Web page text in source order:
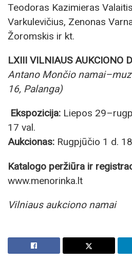
Teodoras Kazimieras
Varkulevičius, Zenonas
Žoromskis ir kt.
LXIII VILNIAUS AUKCIONO
Antano Mončio namai–
16, Palanga)
Ekspozicija: Liepos
17 val.
Aukcionas: Rugpjūčio 1 d.
Katalogo peržiūra ir
www.menorinka.lt
Vilniaus aukciono namai